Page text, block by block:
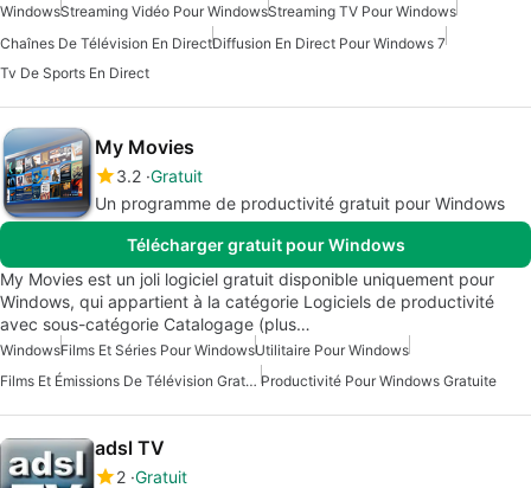
WindowsStreaming Vidéo Pour WindowsStreaming TV Pour Windows
Chaînes De Télévision En DirectDiffusion En Direct Pour Windows 7
Tv De Sports En Direct
My Movies
3.2 Gratuit
Un programme de productivité gratuit pour Windows
Télécharger gratuit pour Windows
My Movies est un joli logiciel gratuit disponible uniquement pour
Windows, qui appartient à la catégorie Logiciels de productivité
avec sous-catégorie Catalogage (plus…
WindowsFilms Et Séries Pour WindowsUtilitaire Pour Windows
Films Et Émissions De Télévision Gratuits Pour Windows Productivité Pour Windows Gratuite
adsl TV
2 Gratuit